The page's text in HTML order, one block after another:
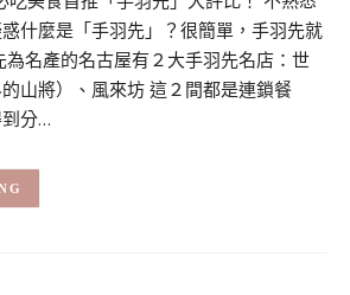
什麼是「手羽先」？很簡單，手羽先就
名產的名古屋有２大手羽先名店：世
山將）、風來坊 這２間都是連鎖餐
分…